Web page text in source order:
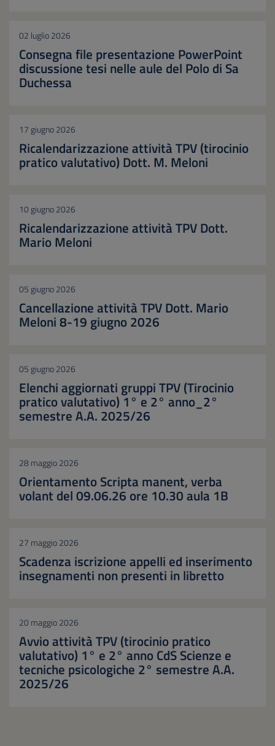
02 luglio 2026
Consegna file presentazione PowerPoint
discussione tesi nelle aule del Polo di Sa
Duchessa
17 giugno 2026
Ricalendarizzazione attività TPV (tirocinio
pratico valutativo) Dott. M. Meloni
10 giugno 2026
Ricalendarizzazione attività TPV Dott.
Mario Meloni
05 giugno 2026
Cancellazione attività TPV Dott. Mario
Meloni 8-19 giugno 2026
05 giugno 2026
Elenchi aggiornati gruppi TPV (Tirocinio
pratico valutativo) 1° e 2° anno_2°
semestre A.A. 2025/26
28 maggio 2026
Orientamento Scripta manent, verba
volant del 09.06.26 ore 10.30 aula 1B
27 maggio 2026
Scadenza iscrizione appelli ed inserimento
insegnamenti non presenti in libretto
20 maggio 2026
Avvio attività TPV (tirocinio pratico
valutativo) 1° e 2° anno CdS Scienze e
tecniche psicologiche 2° semestre A.A.
2025/26